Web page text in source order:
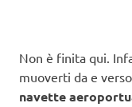
Non è finita qui.
muoverti da e
navette